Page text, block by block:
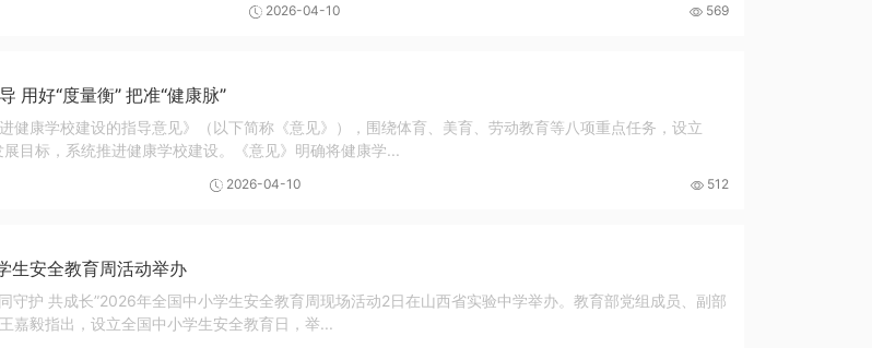
2026-04-10 569
用好“度量衡” 把准“健康脉”
健康学校建设的指导意见》（以下简称《意见》），围绕体育、美育、劳动教育等八项重点任务，设立
目标，系统推进健康学校建设。《意见》明确将健康学...
2026-04-10 512
生安全教育周活动举办
嘉毅指出，设立全国中小学生安全教育日，举...